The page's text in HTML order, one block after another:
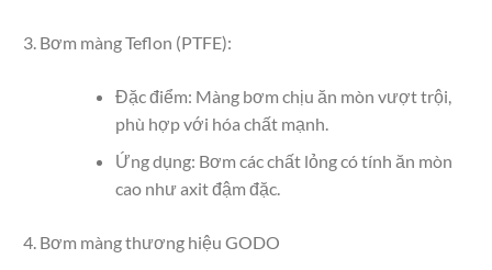
Bơm màng Teflon (PTFE):
Đặc điểm: Màng bơm chịu ăn mòn vượt trội,
phù hợp với hóa chất mạnh.
Ứng dụng: Bơm các chất lỏng có tính ăn mòn
cao như axit đậm đặc.
Bơm màng thương hiệu GODO